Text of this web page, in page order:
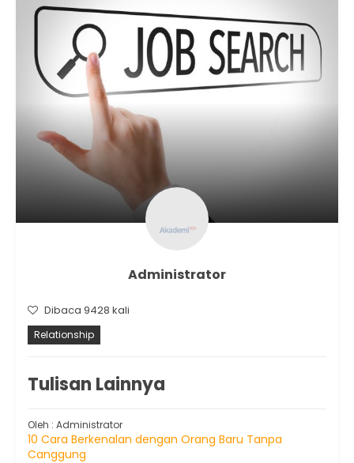
Administrator
Dibaca 9428 kali
Relationship
Tulisan Lainnya
Oleh : Administrator
10 Cara Berkenalan dengan Orang Baru Tanpa
Canggung